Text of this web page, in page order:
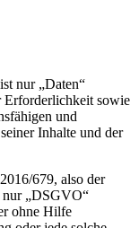
nur „Daten“
Erforderlichkeit sowie
und
Inhalte und der
679, also der
nur „DSGVO“
ohne Hilfe